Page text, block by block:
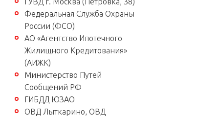
Федеральная Служба Охраны
России (ФСО)
АО «Агентство Ипотечного
Жилищного Кредитования»
(АИЖК)
Министерство Путей
Сообщений РФ
ГИБДД ЮЗАО
ОВД Лыткарино, ОВД